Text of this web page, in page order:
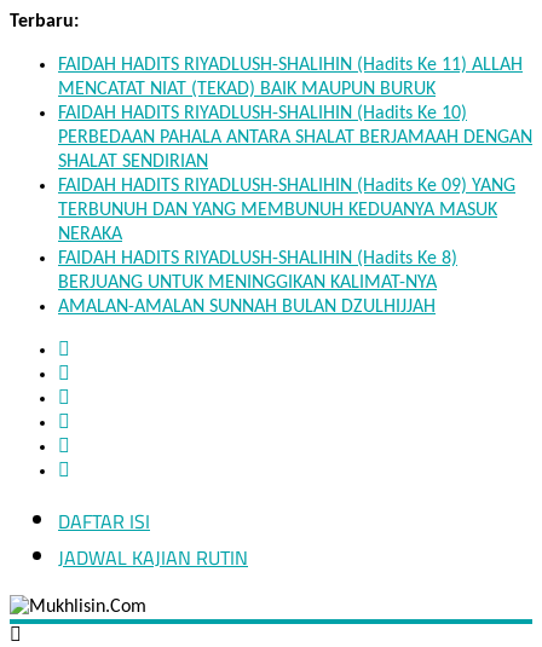
Skip
content
Terbaru:
FAIDAH HADITS RIYADLUSH-SHALIHIN (Hadits Ke 11) ALLAH
MENCATAT NIAT (TEKAD) BAIK MAUPUN BURUK
FAIDAH HADITS RIYADLUSH-SHALIHIN (Hadits Ke 10)
PERBEDAAN PAHALA ANTARA SHALAT BERJAMAAH DENGAN
SHALAT SENDIRIAN
FAIDAH HADITS RIYADLUSH-SHALIHIN (Hadits Ke 09) YANG
TERBUNUH DAN YANG MEMBUNUH KEDUANYA MASUK
NERAKA
FAIDAH HADITS RIYADLUSH-SHALIHIN (Hadits Ke 8)
BERJUANG UNTUK MENINGGIKAN KALIMAT-NYA
AMALAN-AMALAN SUNNAH BULAN DZULHIJJAH
Mukhlisin.Com
seperti
orang
DAFTAR ISI
JADWAL KAJIAN RUTIN